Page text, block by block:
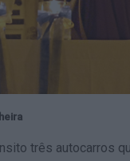
três autocarros